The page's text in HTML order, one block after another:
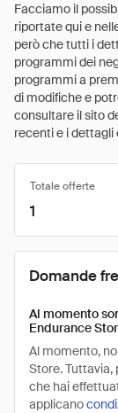
Facciamo il
riportate qui e
però che tutti i
programmi dei
programmi a
di modifiche e
consultare il sito
recenti e i dettagli
Totale offerte
1
Domande
Al momento
Endurance
Al momento,
Store. Tuttavia,
che hai
applicano